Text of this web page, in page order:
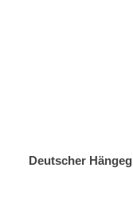
Deutscher